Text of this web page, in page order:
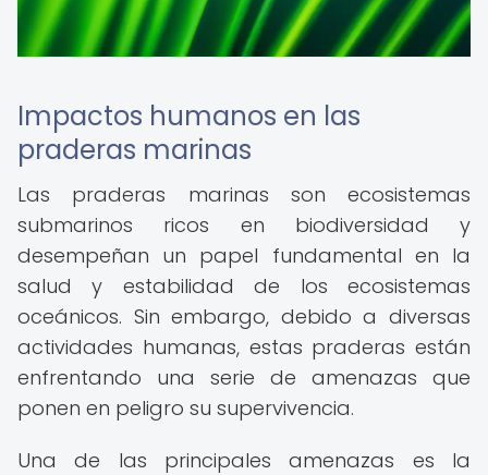
Impactos humanos en las
praderas marinas
Las praderas marinas son ecosistemas
submarinos ricos en biodiversidad y
desempeñan un papel fundamental en la
salud y estabilidad de los ecosistemas
oceánicos. Sin embargo, debido a diversas
actividades humanas, estas praderas están
enfrentando una serie de amenazas que
ponen en peligro su supervivencia.
Una de las principales amenazas es la